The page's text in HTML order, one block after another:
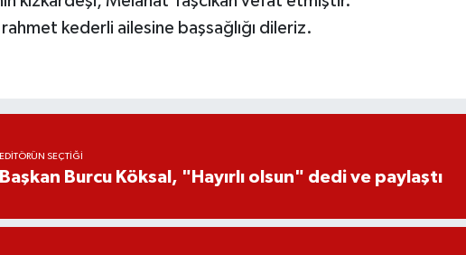
kederli ailesine başsağlığı dileriz.
EDITÖRÜN SEÇTIĞI
Başkan Burcu Köksal, "Hayırlı olsun" dedi ve paylaştı